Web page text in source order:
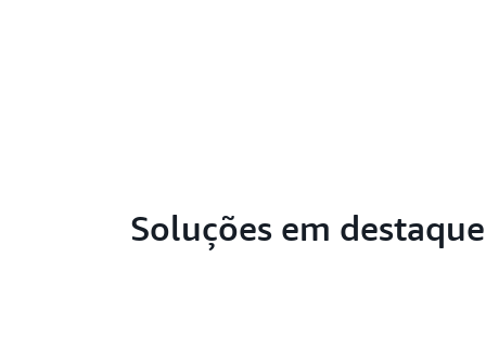
Soluções em destaque